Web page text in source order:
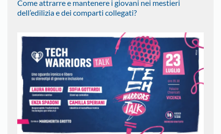
Come attrarre e mantenere i giovani nei mestieri
dell’edilizia e dei comparti collegati?